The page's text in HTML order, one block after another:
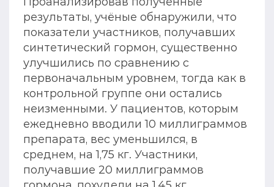
результаты, учёные обнаружили, что
показатели участников, получавших
синтетический гормон, существенно
улучшились по сравнению с
первоначальным уровнем, тогда как в
контрольной группе они остались
неизменными. У пациентов, которым
ежедневно вводили 10 миллиграммов
препарата, вес уменьшился, в
среднем, на 1,75 кг. Участники,
получавшие 20 миллиграммов